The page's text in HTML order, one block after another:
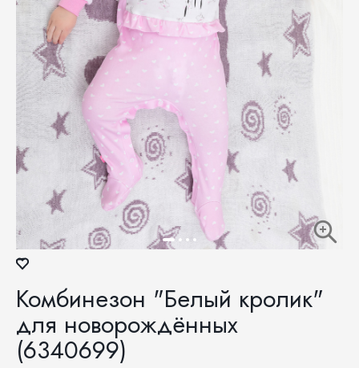
Комбинезон "Белый кролик"
для новорождённых
(6340699)